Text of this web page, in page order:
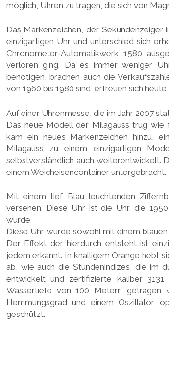
möglich, Uhren zu tragen, die sich von
Das Markenzeichen, der
einzigartigen Uhr und unterschied sich
Chronometer-Automatikwerk 1580
verloren ging. Da es immer weniger
benötigen, brachen auch die
von 1960 bis 1980 sind, erfreuen sich
Auf einer Uhrenmesse, die im Jahr 2007
Das neue Modell der Milagauss trug
kam ein neues Markenzeichen hinzu,
Milagauss zu einem einzigartigen
selbstverständlich auch weiterentwickelt.
einem Weicheisencontainer untergebracht.
Mit einem tief Blau leuchtenden
versehen. Diese Uhr ist die Uhr, die
wurde.
Diese Uhr wurde sowohl mit einem
Der Effekt der hierdurch entsteht ist
jedem erkannt. In knalligem Orange hebt
ab, wie auch die Stundenindizes, die im
entwickelt und zertifizierte Kaliber
Wassertiefe von 100 Metern getragen
Hemmungsgrad und einem Oszillator
geschützt.